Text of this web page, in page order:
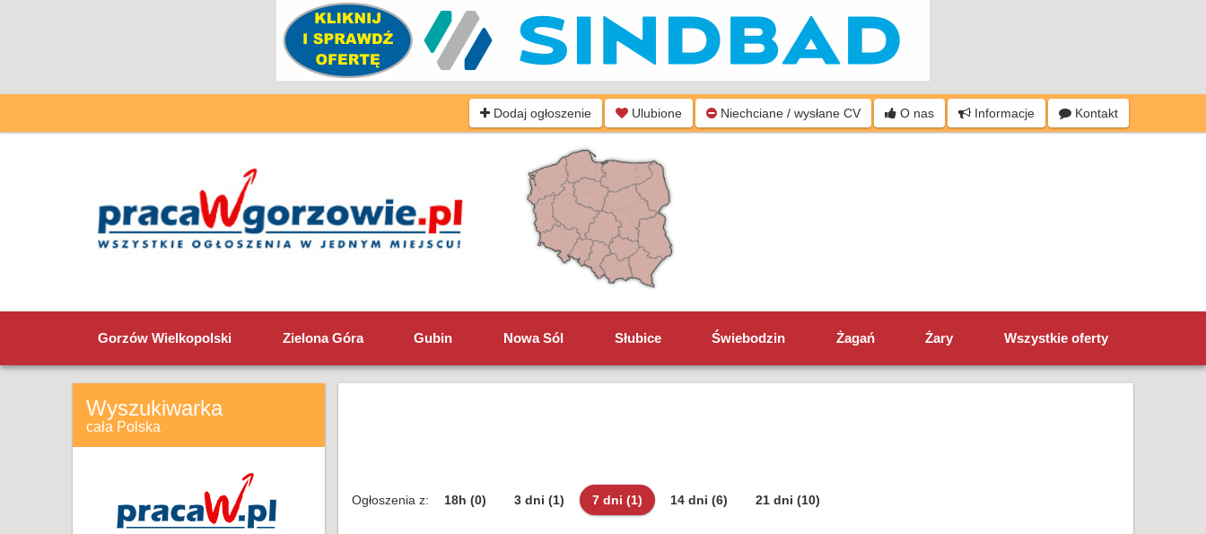
Dodaj ogłoszenie Ulubione Niechciane / wysłane CV O nas Informacje Kontakt
Gorzów Wielkopolski Zielona Góra Gubin Nowa Sól Słubice Świebodzin Żagań Żary Wszystkie oferty
Wyszukiwarka
cała Polska
Ogłoszenia z: 18h (0) 3 dni (1) 7 dni (1) 14 dni (6) 21 dni (10)